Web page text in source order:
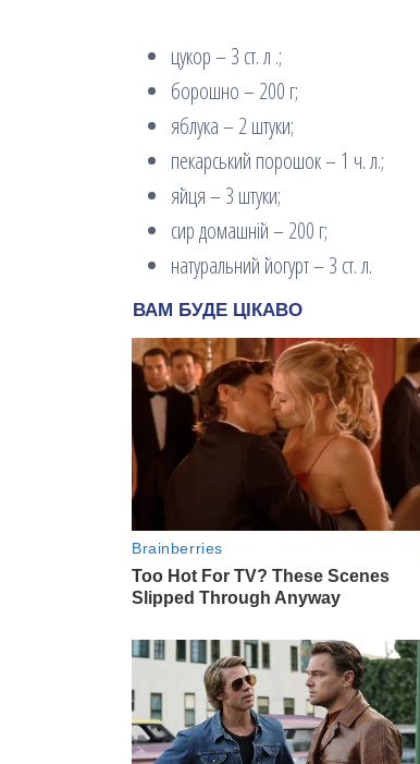
цукор – 3 ст. л .;
борошно – 200 г;
яблука – 2 штуки;
пекарський порошок – 1 ч. л.;
яйця – 3 штуки;
сир домашній – 200 г;
натуральний йогурт – 3 ст. л.